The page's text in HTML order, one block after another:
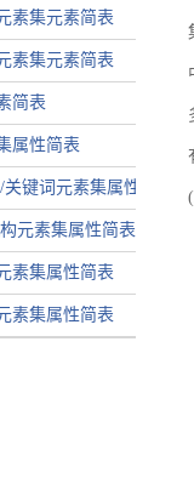
素集元素简表
素集元素简表
简表
属性简表
键词元素集属性简表
元素集属性简表
素集属性简表
素集属性简表